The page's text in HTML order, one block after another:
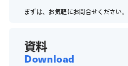
まずは、お気軽にお問合せください。
資料
Download